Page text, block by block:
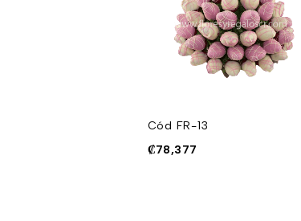
Cód FR-13
₡78,377